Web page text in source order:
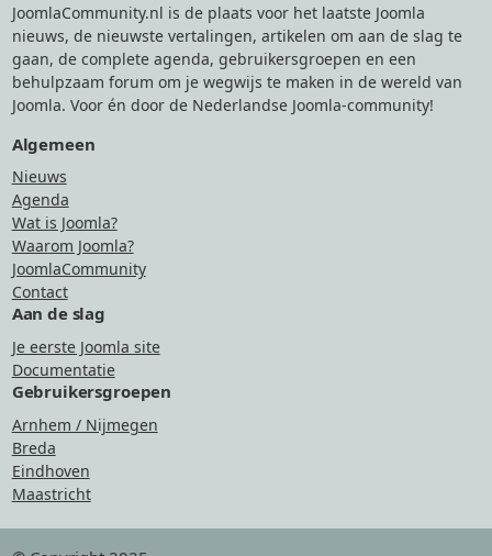
JoomlaCommunity.nl is de plaats voor het laatste Joomla
nieuws, de nieuwste vertalingen, artikelen om aan de slag te
gaan, de complete agenda, gebruikersgroepen en een
behulpzaam forum om je wegwijs te maken in de wereld van
Joomla. Voor én door de Nederlandse Joomla-community!
Algemeen
Nieuws
Agenda
Wat is Joomla?
Waarom Joomla?
JoomlaCommunity
Contact
Aan de slag
Je eerste Joomla site
Documentatie
Gebruikersgroepen
Arnhem / Nijmegen
Breda
Eindhoven
Maastricht